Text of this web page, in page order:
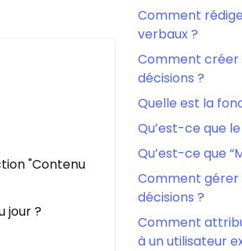
"Contenu
jour ?
Comment
verbaux ?
Comment
décisions ?
Quelle est la
Qu’est-ce que
Qu’est-ce que
Comment gérer
décisions ?
Comment
à un utilisateur